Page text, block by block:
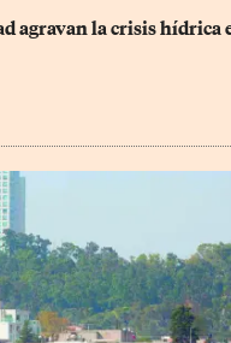
agravan la crisis hídrica